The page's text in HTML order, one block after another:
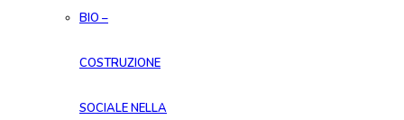
BIO –
COSTRUZIONE
SOCIALE NELLA